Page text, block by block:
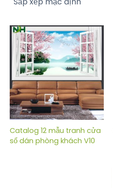
Catalog 12 mẫu tranh cửa
sổ dán phòng khách V10